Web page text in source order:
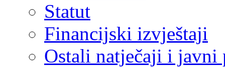
Statut
Financijski izvještaji
Ostali natječaji i javni